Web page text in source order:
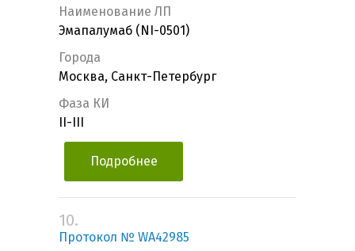
Наименование ЛП
Эмапалумаб (NI-0501)
Города
Москва, Санкт-Петербург
Фаза КИ
II-III
Подробнее
10.
Протокол № WA42985